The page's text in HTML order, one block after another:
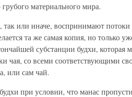
материального мира.
или иначе, воспринимают
та же самая копия, но только
субстанции будхи,
чая, со всеми соответствующими
или сам чай.
при условии, что манас